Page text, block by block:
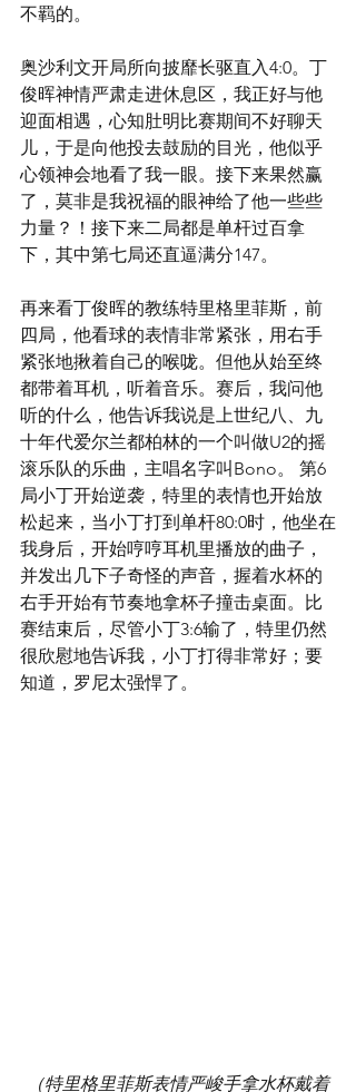
不羁的。
奥沙利文开局所向披靡长驱直入4:0。丁
俊晖神情严肃走进休息区，我正好与他
迎面相遇，心知肚明比赛期间不好聊天
儿，于是向他投去鼓励的目光，他似乎
心领神会地看了我一眼。接下来果然赢
了，莫非是我祝福的眼神给了他一些些
力量？！接下来二局都是单杆过百拿
下，其中第七局还直逼满分147。
再来看丁俊晖的教练特里格里菲斯，前
四局，他看球的表情非常紧张，用右手
紧张地揪着自己的喉咙。但他从始至终
都带着耳机，听着音乐。赛后，我问他
听的什么，他告诉我说是上世纪八、九
十年代爱尔兰都柏林的一个叫做U2的摇
滚乐队的乐曲，主唱名字叫Bono。 第6
局小丁开始逆袭，特里的表情也开始放
松起来，当小丁打到单杆80:0时，他坐在
我身后，开始哼哼耳机里播放的曲子，
并发出几下子奇怪的声音，握着水杯的
右手开始有节奏地拿杯子撞击桌面。比
赛结束后，尽管小丁3:6输了，特里仍然
很欣慰地告诉我，小丁打得非常好；要
知道，罗尼太强悍了。
（特里格里菲斯表情严峻手拿水杯戴着